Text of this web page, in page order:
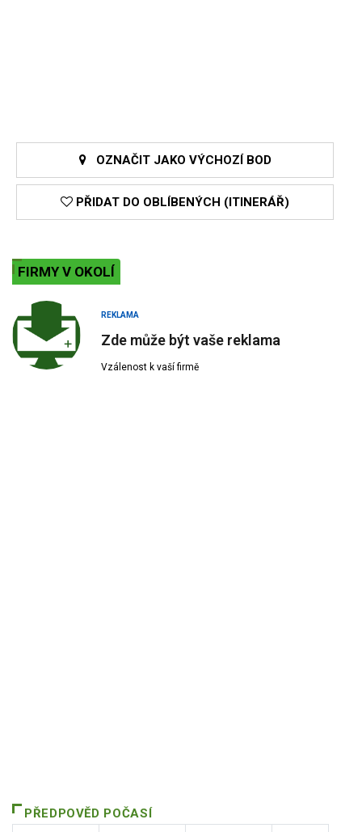
OZNAČIT JAKO VÝCHOZÍ BOD
PŘIDAT DO OBLÍBENÝCH (ITINERÁŘ)
FIRMY V OKOLÍ
REKLAMA
Zde může být vaše reklama
Vzálenost k vaší firmě
PŘEDPOVĚD POČASÍ